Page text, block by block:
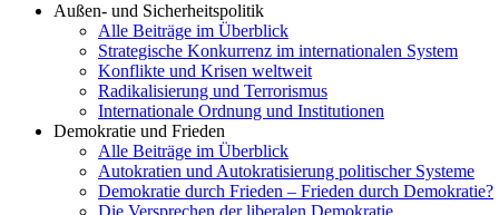
Außen- und Sicherheitspolitik
Alle Beiträge im Überblick
Strategische Konkurrenz im internationalen System
Konflikte und Krisen weltweit
Radikalisierung und Terrorismus
Internationale Ordnung und Institutionen
Demokratie und Frieden
Alle Beiträge im Überblick
Autokratien und Autokratisierung politischer Systeme
Demokratie durch Frieden – Frieden durch Demokratie?
Die Versprechen der liberalen Demokratie